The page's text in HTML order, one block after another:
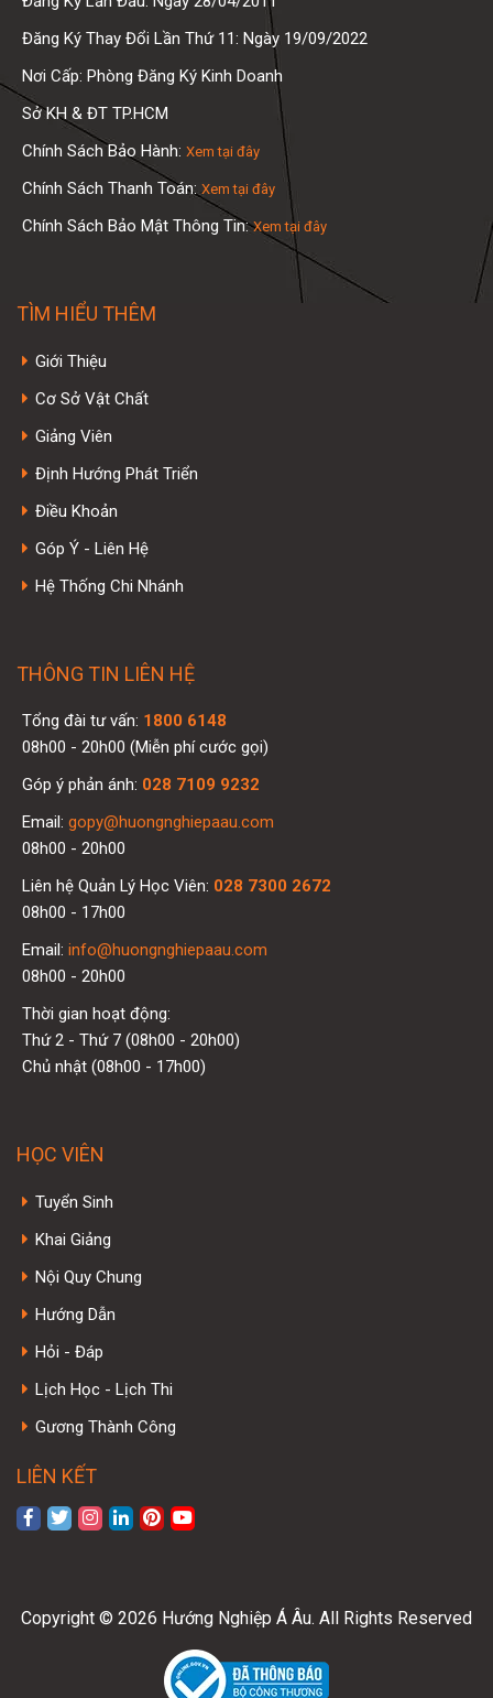
Đăng Ký Thay Đổi Lần Thứ 11: Ngày 19/09/2022
Nơi Cấp: Phòng Đăng Ký Kinh Doanh
Sở KH & ĐT TP.HCM
Chính Sách Bảo Hành: Xem tại đây
Chính Sách Thanh Toán: Xem tại đây
Chính Sách Bảo Mật Thông Tin:Xem tại đây
TÌM HIỂU THÊM
Giới Thiệu
Cơ Sở Vật Chất
Giảng Viên
Định Hướng Phát Triển
Điều Khoản
Góp Ý - Liên Hệ
Hệ Thống Chi Nhánh
THÔNG TIN LIÊN HỆ
Tổng đài tư vấn: 1800 6148
08h00 - 20h00 (Miễn phí cước gọi)
Góp ý phản ánh: 028 7109 9232
Email: gopy@huongnghiepaau.com
08h00 - 20h00
Liên hệ Quản Lý Học Viên: 028 7300 2672
08h00 - 17h00
Email: info@huongnghiepaau.com
08h00 - 20h00
Thời gian hoạt động:
Thứ 2 - Thứ 7 (08h00 - 20h00)
Chủ nhật (08h00 - 17h00)
HỌC VIÊN
Tuyển Sinh
Khai Giảng
Nội Quy Chung
Hướng Dẫn
Hỏi - Đáp
Lịch Học - Lịch Thi
Gương Thành Công
LIÊN KẾT
Copyright © 2026 Hướng Nghiệp Á Âu. All Rights Reserved